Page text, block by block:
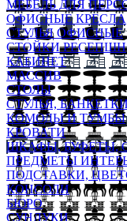
МЕБЕЛЬ ДЛЯ
ОФИСНЫЕ КРЕСЛА
СТУЛЬЯ ОФИСНЫЕ
СТОЙКИ РЕСЕПШН
КАБИНЕТ
МАССИВ
СТОЛЫ
СТУЛЬЯ,
КОМОДЫ И ТУМБЫ
КРОВАТИ
ШКАФЫ, БУФЕТЫ,
ПРЕДМЕТЫ
ПОДСТАВКИ,
КОНСОЛИ
БЮРО
СУНДУКИ